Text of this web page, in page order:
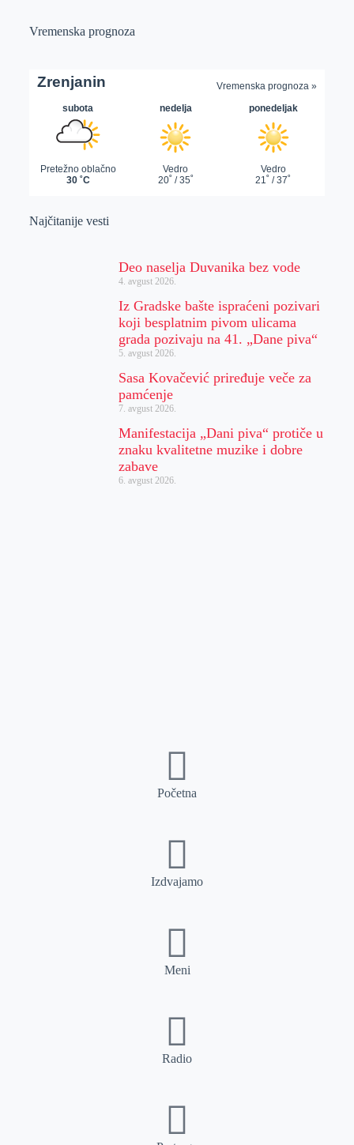
Vremenska prognoza
Najčitanije vesti
Deo naselja Duvanika bez vode
4. avgust 2026.
Iz Gradske bašte ispraćeni pozivari
koji besplatnim pivom ulicama
grada pozivaju na 41. „Dane piva“
5. avgust 2026.
Sasa Kovačević priređuje veče za
pamćenje
7. avgust 2026.
Manifestacija „Dani piva“ protiče u
znaku kvalitetne muzike i dobre
zabave
6. avgust 2026.
Početna
Izdvajamo
Meni
Radio